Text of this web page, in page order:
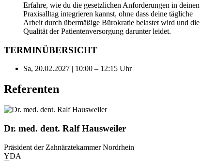
Erfahre, wie du die gesetzlichen Anforderungen in deinen
Praxisalltag integrieren kannst, ohne dass deine tägliche
Arbeit durch übermäßige Bürokratie belastet wird und die
Qualität der Patientenversorgung darunter leidet.
TERMINÜBERSICHT
Sa, 20.02.2027 | 10:00 – 12:15 Uhr
Referenten
Dr. med. dent. Ralf Hausweiler
Präsident der Zahnärztekammer Nordrhein
YDA